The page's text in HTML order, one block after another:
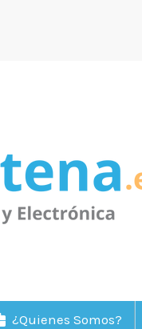
¿Quienes Somos?